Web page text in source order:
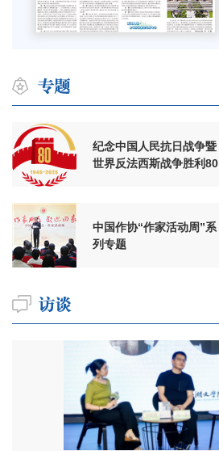
纪念中国人民抗日战争暨
世界反法西斯战争胜利80
中国作协“作家活动周”系
列专题